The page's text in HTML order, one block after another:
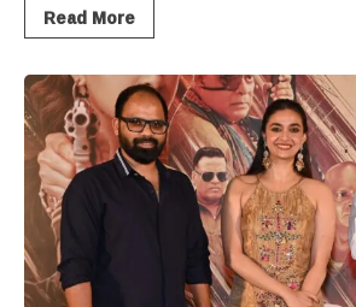
Read More